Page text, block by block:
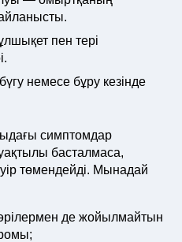
пен тері
немесе бұру кезінде
симптомдар
басталмаса,
төмендейді. Мынадай
де жойылмайтын